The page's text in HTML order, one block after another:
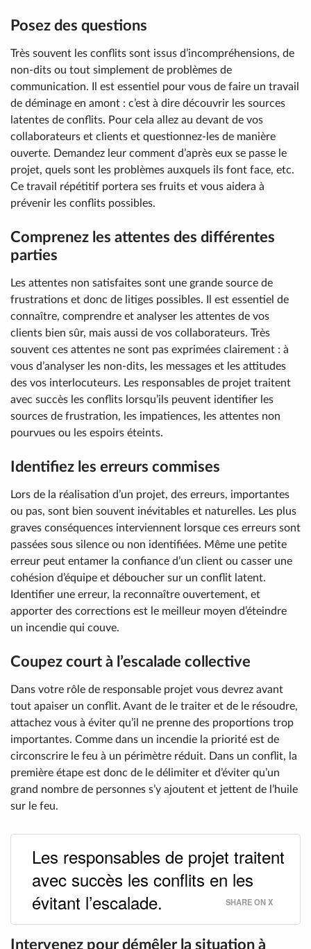
Posez des questions
Très souvent les conflits sont issus d’incompréhensions, de
non-dits ou tout simplement de problèmes de
communication. Il est essentiel pour vous de faire un travail
de déminage en amont : c’est à dire découvrir les sources
latentes de conflits. Pour cela allez au devant de vos
collaborateurs et clients et questionnez-les de manière
ouverte. Demandez leur comment d’après eux se passe le
projet, quels sont les problèmes auxquels ils font face, etc.
Ce travail répétitif portera ses fruits et vous aidera à
prévenir les conflits possibles.
Comprenez les attentes des différentes
parties
Les attentes non satisfaites sont une grande source de
frustrations et donc de litiges possibles. Il est essentiel de
connaître, comprendre et analyser les attentes de vos
clients bien sûr, mais aussi de vos collaborateurs. Très
souvent ces attentes ne sont pas exprimées clairement : à
vous d’analyser les non-dits, les messages et les attitudes
des vos interlocuteurs. Les responsables de projet traitent
avec succès les conflits lorsqu’ils peuvent identifier les
sources de frustration, les impatiences, les attentes non
pourvues ou les espoirs éteints.
Identifiez les erreurs commises
Lors de la réalisation d’un projet, des erreurs, importantes
ou pas, sont bien souvent inévitables et naturelles. Les plus
graves conséquences interviennent lorsque ces erreurs sont
passées sous silence ou non identifiées. Même une petite
erreur peut entamer la confiance d’un client ou casser une
cohésion d’équipe et déboucher sur un conflit latent.
Identifier une erreur, la reconnaître ouvertement, et
apporter des corrections est le meilleur moyen d’éteindre
un incendie qui couve.
Coupez court à l’escalade collective
Dans votre rôle de responsable projet vous devrez avant
tout apaiser un conflit. Avant de le traiter et de le résoudre,
attachez vous à éviter qu’il ne prenne des proportions trop
importantes. Comme dans un incendie la priorité est de
circonscrire le feu à un périmètre réduit. Dans un conflit, la
première étape est donc de le délimiter et d’éviter qu’un
grand nombre de personnes s’y ajoutent et jettent de l’huile
sur le feu.
Les responsables de projet traitent
avec succès les conflits en les
évitant l’escalade.
SHARE ON X
Intervenez pour démêler la situation à